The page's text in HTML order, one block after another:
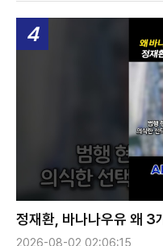
4
정재환, 바나나우유 왜 3
2026-08-02 02:06:15